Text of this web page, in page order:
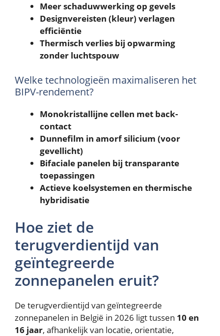
Meer schaduwwerking op gevels
Designvereisten (kleur) verlagen
efficiëntie
Thermisch verlies bij opwarming
zonder luchtspouw
Welke technologieën maximaliseren het
BIPV-rendement?
Monokristallijne cellen met back-
contact
Dunnefilm in amorf silicium (voor
gevellicht)
Bifaciale panelen bij transparante
toepassingen
Actieve koelsystemen en thermische
hybridisatie
Hoe ziet de
terugverdientijd van
geïntegreerde
zonnepanelen eruit?
De terugverdientijd van geïntegreerde
zonnepanelen in België in 2026 ligt tussen 10 en
16 jaar, afhankelijk van locatie, orientatie,